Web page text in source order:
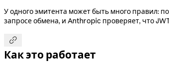
У одного эмитента может быть много правил:
запросе обмена, и Anthropic проверяет, что

Как это работает